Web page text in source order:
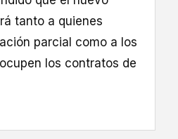
tanto a quienes
parcial como a los
los contratos de